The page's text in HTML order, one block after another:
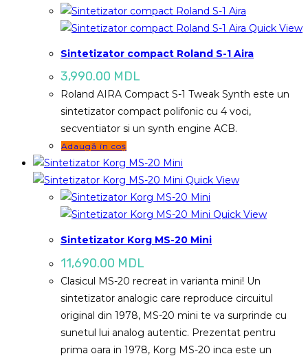
Quick View
Sintetizator compact Roland S-1 Aira
3,990.00 MDL
Roland AIRA Compact S-1 Tweak Synth este un
sintetizator compact polifonic cu 4 voci,
secventiator si un synth engine ACB.
Adaugă în coș
Quick View
Quick View
Sintetizator Korg MS-20 Mini
11,690.00 MDL
Clasicul MS-20 recreat in varianta mini! Un
sintetizator analogic care reproduce circuitul
original din 1978, MS-20 mini te va surprinde cu
sunetul lui analog autentic. Prezentat pentru
prima oara in 1978, Korg MS-20 inca este un